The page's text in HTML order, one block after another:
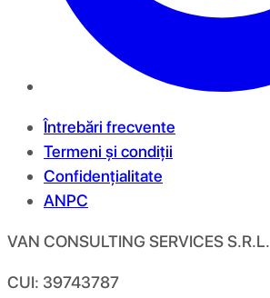
Întrebări frecvente
Termeni și condiții
Confidențialitate
ANPC
VAN CONSULTING SERVICES S.R.L.
CUI: 39743787